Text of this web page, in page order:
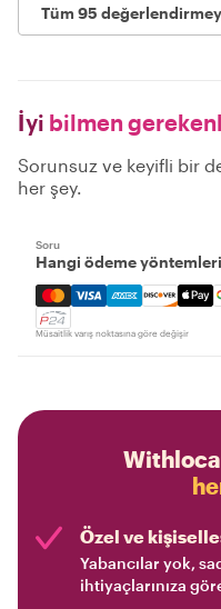
Tüm 95
İyi bilmen
Sorunsuz ve keyifli bir
her şey.
Soru
Hangi ödeme
Mastercard, Visa,
Müsaitlik varış noktasına göre değişir
Özel ve
Yabancılar yok,
ihtiyaçlarınıza